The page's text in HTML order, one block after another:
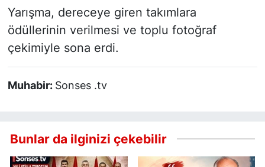
Yarışma, dereceye giren takımlara
ödüllerinin verilmesi ve toplu fotoğraf
çekimiyle sona erdi.
Muhabir: Sonses .tv
Bunlar da ilginizi çekebilir